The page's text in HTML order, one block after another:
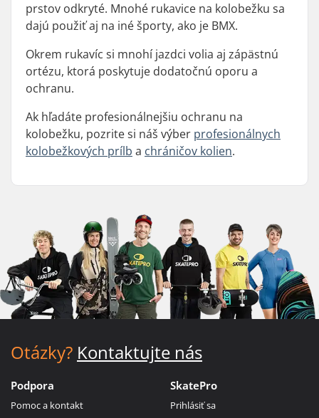
prstov odkryté. Mnohé rukavice na kolobežku sa
dajú použiť aj na iné športy, ako je BMX.
Okrem rukavíc si mnohí jazdci volia aj zápästnú
ortézu, ktorá poskytuje dodatočnú oporu a
ochranu.
Ak hľadáte profesionálnejšiu ochranu na
kolobežku, pozrite si náš výber profesionálnych
kolobežkových prílb a chráničov kolien.
Otázky? Kontaktujte nás
Podpora
Pomoc a kontakt
SkatePro
Prihlásiť sa